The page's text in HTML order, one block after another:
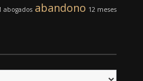
abogados abandono 12 meses